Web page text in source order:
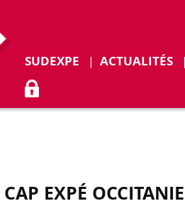
SUDEXPE ACTUALITÉS
ACCÈS ADHÉRENTS
CAP EXPÉ OCCITANIE